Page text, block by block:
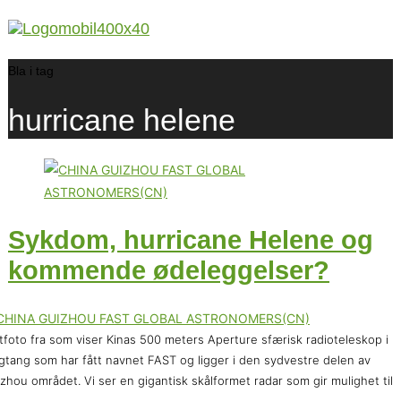
Bla i tag
hurricane helene
Sykdom, hurricane Helene og
kommende ødeleggelser?
fra som viser Kinas 500 meters Aperture sfærisk radioteleskop i
som har fått navnet FAST og ligger i den sydvestre delen av
området. Vi ser en gigantisk skålformet radar som gir mulighet til